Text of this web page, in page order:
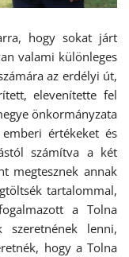
hogy sokat járt
valami különleges
az erdélyi út,
elevenítette fel
önkormányzata
értékeket és
számítva a két
megtesznek annak
tartalommal,
a Tolna
szeretnének lenni,
hogy a Tolna